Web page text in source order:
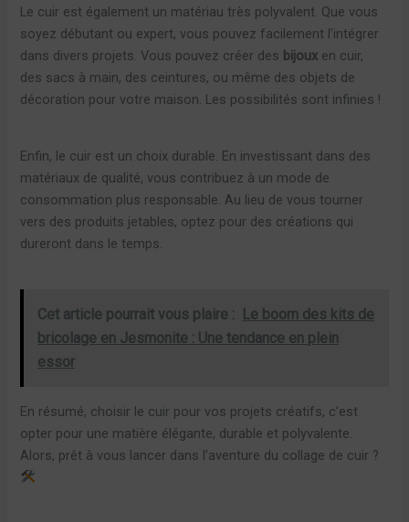
Le cuir est également un matériau très polyvalent. Que vous
soyez débutant ou expert, vous pouvez facilement l’intégrer
dans divers projets. Vous pouvez créer des bijoux en cuir,
des sacs à main, des ceintures, ou même des objets de
décoration pour votre maison. Les possibilités sont infinies !
Enfin, le cuir est un choix durable. En investissant dans des
matériaux de qualité, vous contribuez à un mode de
consommation plus responsable. Au lieu de vous tourner
vers des produits jetables, optez pour des créations qui
dureront dans le temps.
Cet article pourrait vous plaire :
Le boom des kits de
bricolage en Jesmonite : Une tendance en plein
essor
En résumé, choisir le cuir pour vos projets créatifs, c’est
opter pour une matière élégante, durable et polyvalente.
Alors, prêt à vous lancer dans l’aventure du collage de cuir ?